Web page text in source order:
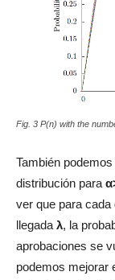
Fig. 3 P(n) with the
También
distribución para
ver que para cada
llegada λ, la
aprobaciones se
podemos mejorar